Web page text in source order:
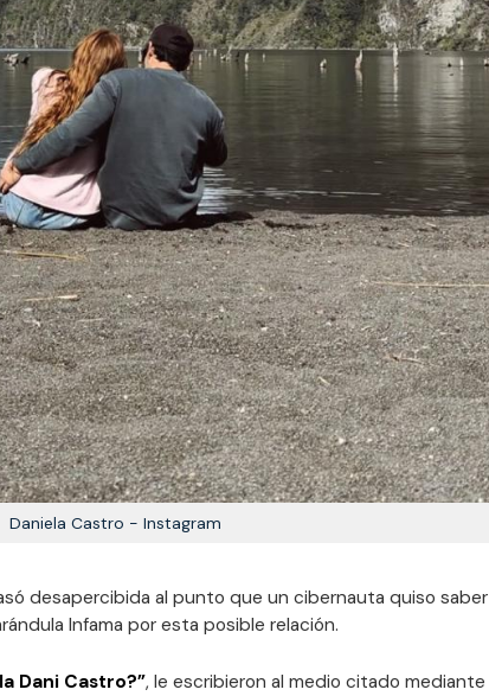
Daniela Castro - Instagram
desapercibida al punto que un cibernauta quiso saber
Infama por esta posible relación.
Dani Castro?”, le escribieron al medio citado mediante